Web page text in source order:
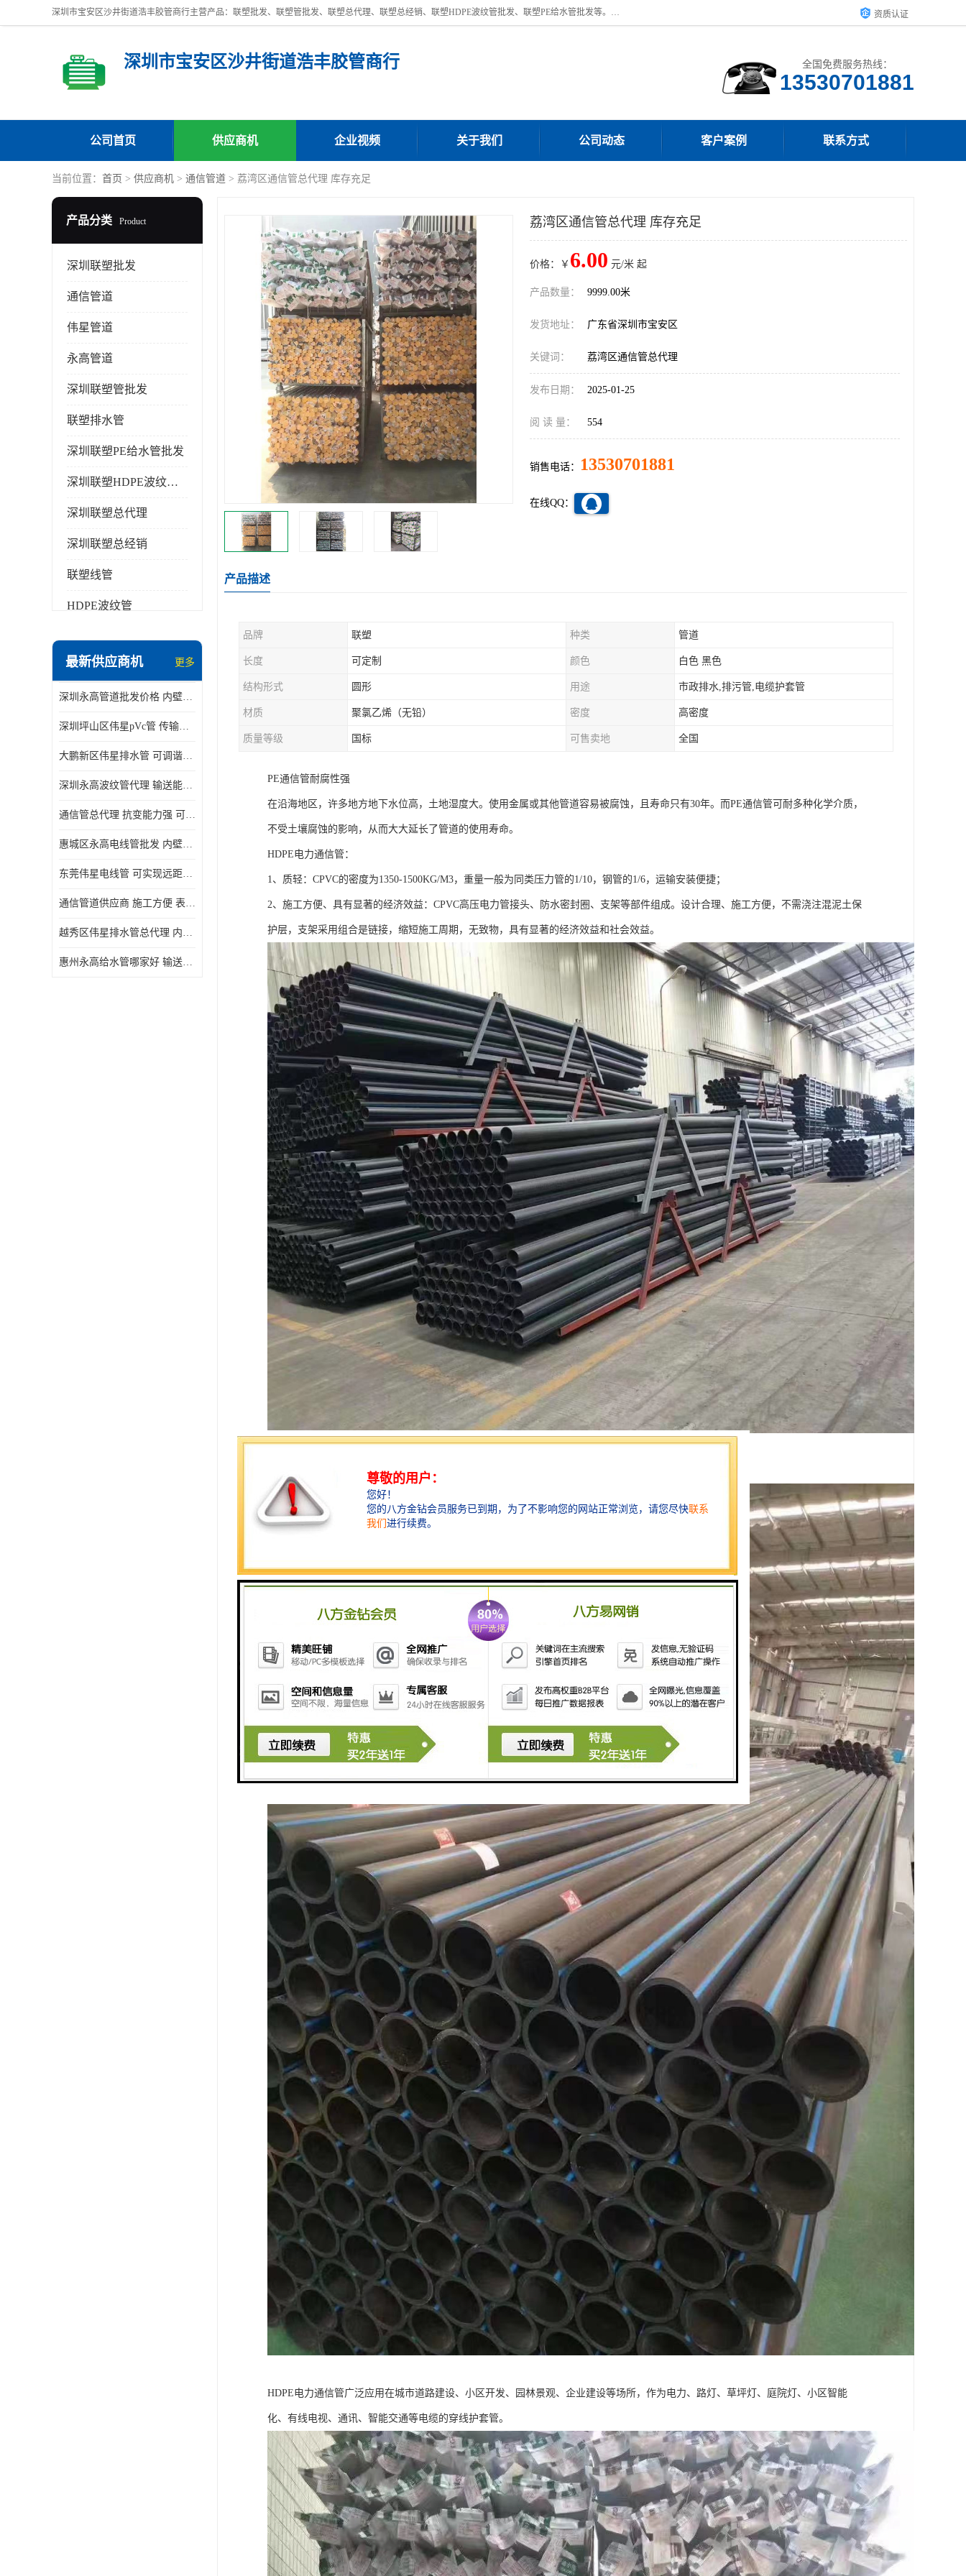
深圳市宝安区沙井街道浩丰胶管商行主营产品：联塑批发、联塑管批发、联塑总代理、联塑总经销、联塑HDPE波纹管批发、联塑PE给水管批发等。凭借服务以及多年的勤奋拼搏，发展成为一家销售各种管材管件，绝缘电工套管及配件等系列产品的贸易公司。公司秉承“顾客至上，锐意进取”的经营理念，坚持“客户至上”原则为广大客户提供的服务。欢迎惠顾！ 资质认证
深圳市宝安区沙井街道浩丰胶管商行 全国免费服务热线：
公司首页 供应商机 企业视频 关于我们 公司动态 客户案例 联系方式
当前位置： 首页 > 供应商机 > 通信管道 > 荔湾区通信管总代理 库存充足
产品分类 Product
深圳联塑批发
通信管道
伟星管道
永高管道
深圳联塑管批发
联塑排水管
深圳联塑PE给水管批发
深圳联塑HDPE波纹管批发
深圳联塑总代理
深圳联塑总经销
联塑线管
HDPE波纹管
最新供应商机 更多
深圳永高管道批发价格 内壁光滑 抗震性能好
深圳坪山区伟星pVc管 传输损耗小 频率稳定性好
大鹏新区伟星排水管 可调谐性好 大功率 效率高
深圳永高波纹管代理 输送能力强 可以承受高温
通信管总代理 抗变能力强 可耐强震 扭曲
惠城区永高电线管批发 内壁光滑 抗震性能好
东莞伟星电线管 可实现远距离通信 频率稳定性好
通信管道供应商 施工方便 表面电阻系数大
越秀区伟星排水管总代理 内部表面光滑 大功率 效率高
惠州永高给水管哪家好 输送能力强 方便施工和运输
荔湾区通信管总代理 库存充足
价格：￥ 6.00 元/米 起
产品数量： 9999.00米
发货地址： 广东省深圳市宝安区
关键词： 荔湾区通信管总代理
发布日期： 2025-01-25
阅 读 量： 554
销售电话： 13530701881
在线QQ：
产品描述
品牌 联塑 种类 管道
长度 可定制 颜色 白色 黑色
结构形式 圆形 用途 市政排水,排污管,电缆护套管
材质 聚氯乙烯（无铅） 密度 高密度
质量等级 国标 可售卖地 全国
PE通信管耐腐性强
在沿海地区，许多地方地下水位高，土地湿度大。使用金属或其他管道容易被腐蚀，且寿命只有30年。而PE通信管可耐多种化学介质，
不受土壤腐蚀的影响，从而大大延长了管道的使用寿命。
HDPE电力通信管：
1、质轻：CPVC的密度为1350-1500KG/M3，重量一般为同类压力管的1/10，钢管的1/6，运输安装便捷；
2、施工方便、具有显著的经济效益：CPVC高压电力管接头、防水密封圈、支架等部件组成。设计合理、施工方便，不需浇注混泥土保
护层，支架采用组合是链接，缩短施工周期，无致物，具有显著的经济效益和社会效益。
HDPE电力通信管产品广泛用于市政道路建设和改造，小区市政管道铺设，高压供电，邮电通信等行业。
HDPE电力通信管广泛应用在城市道路建设、小区开发、园林景观、企业建设等场所，作为电力、路灯、草坪灯、庭院灯、小区智能
化、有线电视、通讯、智能交通等电缆的穿线护套管。